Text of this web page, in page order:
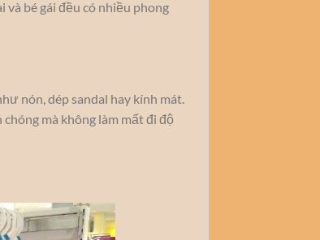
và bé gái đều có nhiều phong
nón, dép sandal hay kính mát.
mà không làm mất đi độ